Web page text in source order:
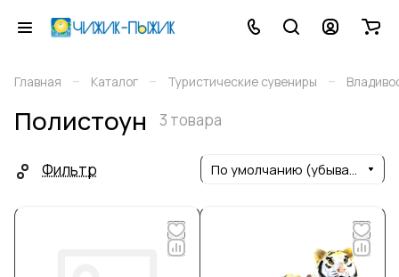
Главная – Каталог – Туристические сувениры –
Полистоун 3 товара
Фильтр По умолчанию (убывание)